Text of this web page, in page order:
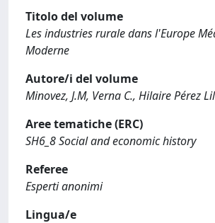
Titolo del volume
Les industries rurale dans l'Europe
Moderne
Autore/i del volume
Minovez, J.M, Verna C., Hilaire Pérez
Aree tematiche (ERC)
SH6_8 Social and economic history
Referee
Esperti anonimi
Lingua/e